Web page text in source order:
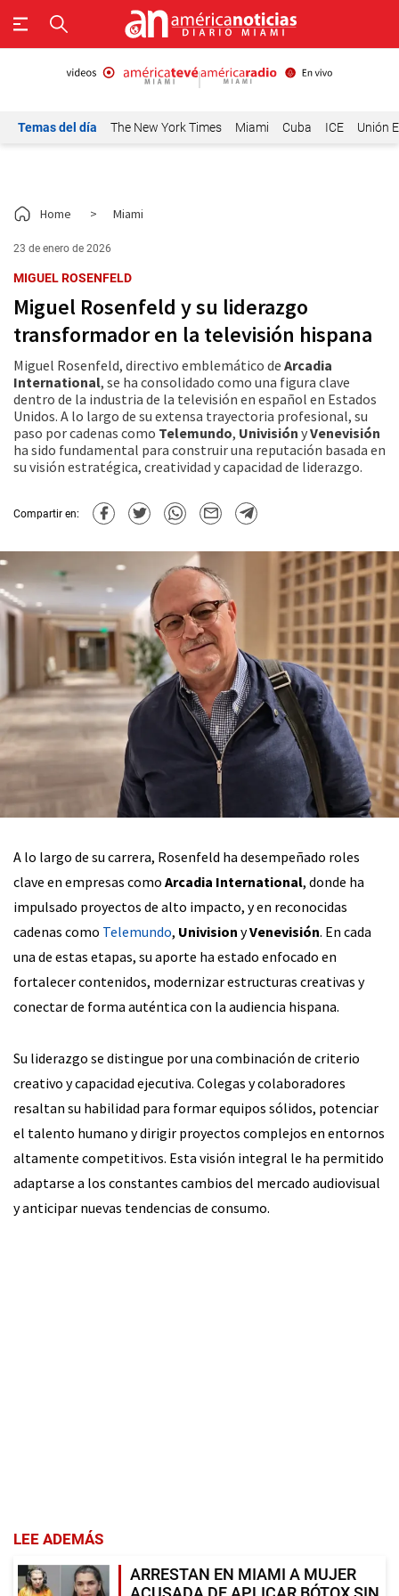
Temas del día The New York Times Miami Cuba ICE Unión
Home > Miami
23 de enero de 2026
MIGUEL ROSENFELD
Miguel Rosenfeld y su liderazgo
transformador en la televisión hispana
Miguel Rosenfeld, directivo emblemático de Arcadia
International, se ha consolidado como una figura clave
dentro de la industria de la televisión en español en Estados
Unidos. A lo largo de su extensa trayectoria profesional, su
paso por cadenas como Telemundo, Univisión yVenevisión
ha sido fundamental para construir una reputación basada en
su visión estratégica, creatividad y capacidad de liderazgo.
Compartir en:
A lo largo de su carrera, Rosenfeld ha desempeñado roles
clave en empresas como Arcadia International, donde ha
impulsado proyectos de alto impacto, y en reconocidas
cadenas como Telemundo, Univision yVenevisión. En cada
una de estas etapas, su aporte ha estado enfocado en
fortalecer contenidos, modernizar estructuras creativas y
conectar de forma auténtica con la audiencia hispana.
Su liderazgo se distingue por una combinación de criterio
creativo y capacidad ejecutiva. Colegas y colaboradores
resaltan su habilidad para formar equipos sólidos, potenciar
el talento humano y dirigir proyectos complejos en entornos
altamente competitivos. Esta visión integral le ha permitido
adaptarse a los constantes cambios del mercado audiovisual
y anticipar nuevas tendencias de consumo.
LEE ADEMÁS
ARRESTAN EN MIAMI A MUJER